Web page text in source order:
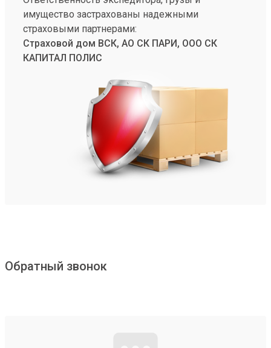
имущество застрахованы надежными
страховыми партнерами:
Страховой дом ВСК, АО СК ПАРИ, ООО СК
КАПИТАЛ ПОЛИС
Обратный звонок